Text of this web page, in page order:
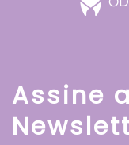
Assine